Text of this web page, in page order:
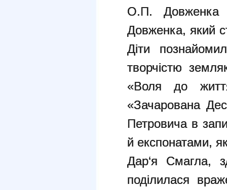
О.П. Довженка
Довженка, який
Діти
творчістю
«Воля до
«Зачарована
Петровича в
й експонатами,
Дар‘я Смагла,
поділилася